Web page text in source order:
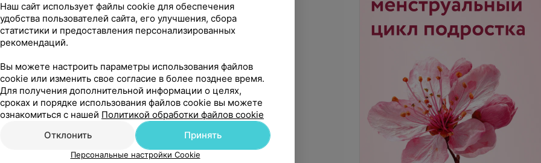
юристами. Скоро будут отправлены жалобы и иски. Просто так эта ситуация не останется. Что ж вы творите? А вы же и детей лечите!!!!!!!! Из-за таких недоврачей потом обобщенное мнение о всех медучреждениях.А ведь есть люди в белых халатах-на которых молиться хочется. Еще
Наш сайт использует файлы cookie для обеспечения
удобства пользователей сайта, его улучшения, сбора
статистики и предоставления персонализированных
рекомендаций.
Вы можете настроить параметры использования файлов
cookie или изменить свое согласие в более позднее время.
Для получения дополнительной информации о целях,
сроках и порядке использования файлов cookie вы можете
ознакомиться с нашей Политикой обработки файлов cookie
Отклонить
Принять
Персональные настройки Cookie